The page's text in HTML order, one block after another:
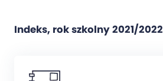
Indeks, rok szkolny 2021/2022